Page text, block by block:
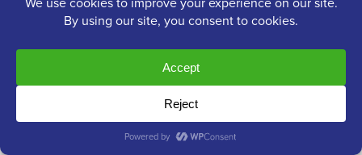
Popular no WPBeginnerAgora Mesmo!
13 Coisas que Você DEVE Fazer